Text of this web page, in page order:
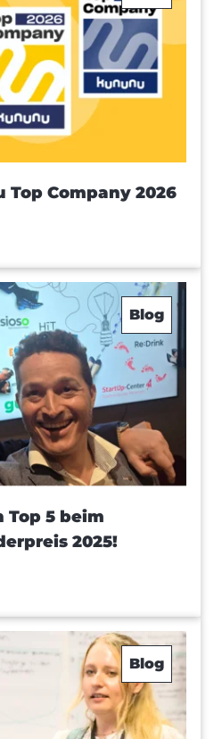
Company 2026
Blog
Top 5 beim
2025!
Blog